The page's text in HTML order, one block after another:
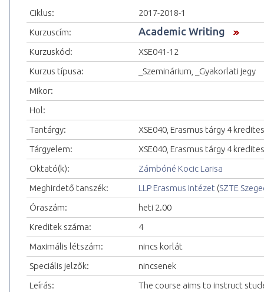
Ciklus:
2017-2018-1
Kurzuscím:
Academic Writing
Kurzuskód:
XSE041-12
Kurzus típusa:
_Szeminárium, _Gyakorlati jegy
Mikor:
Hol:
Tantárgy:
XSE040, Erasmus tárgy 4 kredites
Tárgyelem:
XSE040, Erasmus tárgy 4 kredites
Oktató(k):
Zámbóné Kocic Larisa
Meghirdető tanszék:
LLP Erasmus Intézet (SZTE
Óraszám:
heti 2.00
Kreditek száma:
4
Maximális létszám:
nincs korlát
Speciális jelzők:
nincsenek
Leírás:
The course aims to instruct